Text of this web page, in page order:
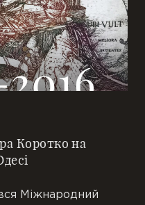
Коротко на
Міжнародний